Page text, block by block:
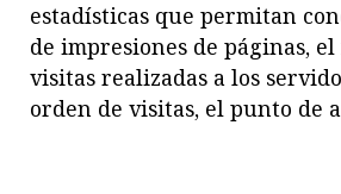
estadísticas que permitan
de impresiones de páginas,
visitas realizadas a los
orden de visitas, el punto de